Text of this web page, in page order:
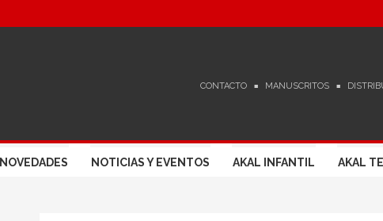
CONTACTO MANUSCRITOS
NOVEDADES NOTICIAS Y EVENTOS AKAL INFANTIL AKAL